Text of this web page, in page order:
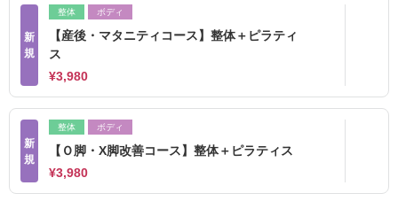
新
規
整体 ボディ
【産後・マタニティコース】整体＋ピラティ
ス
¥3,980
新
規
整体 ボディ
【Ｏ脚・X脚改善コース】整体＋ピラティス
¥3,980